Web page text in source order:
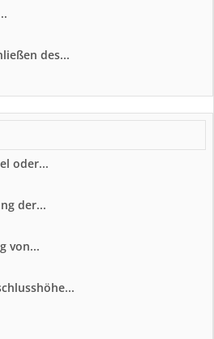
des...
oder...
der...
von...